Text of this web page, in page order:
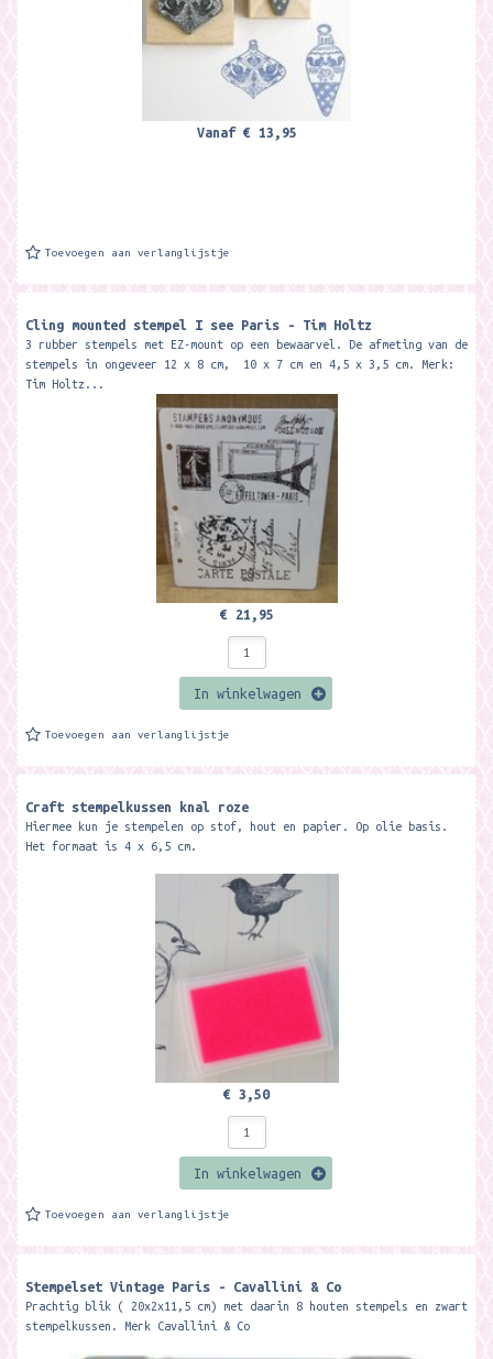
Vanaf € 13,95
Toevoegen aan verlanglijstje
Cling mounted stempel I see Paris - Tim Holtz
3 rubber stempels met EZ-mount op een bewaarvel. De afmeting van de
stempels in ongeveer 12 x 8 cm, 10 x 7 cm en 4,5 x 3,5 cm. Merk:
Tim Holtz...
€ 21,95
In winkelwagen
Toevoegen aan verlanglijstje
Craft stempelkussen knal roze
Hiermee kun je stempelen op stof, hout en papier. Op olie basis.
Het formaat is 4 x 6,5 cm.
€ 3,50
In winkelwagen
Toevoegen aan verlanglijstje
Stempelset Vintage Paris - Cavallini & Co
Prachtig blik ( 20x2x11,5 cm) met daarin 8 houten stempels en zwart
stempelkussen. Merk Cavallini & Co